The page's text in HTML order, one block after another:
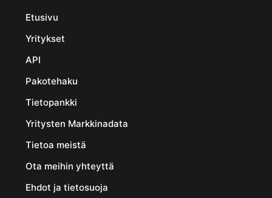
Etusivu
Yritykset
API
Pakotehaku
Tietopankki
Yritysten Markkinadata
Tietoa meistä
Ota meihin yhteyttä
Ehdot ja tietosuoja